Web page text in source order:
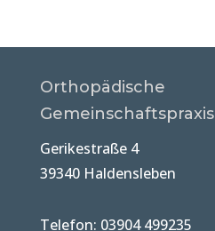
Orthopädische
Gemeinschaftspraxis
Gerikestraße 4
39340 Haldensleben
Telefon: 03904 499235